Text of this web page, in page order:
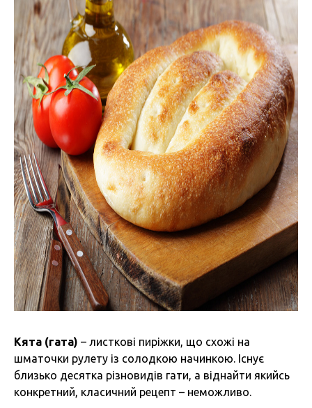
Кята (гата) – листкові пиріжки, що схожі на
шматочки рулету із солодкою начинкою. Існує
близько десятка різновидів гати, а віднайти якийсь
конкретний, класичний рецепт – неможливо.